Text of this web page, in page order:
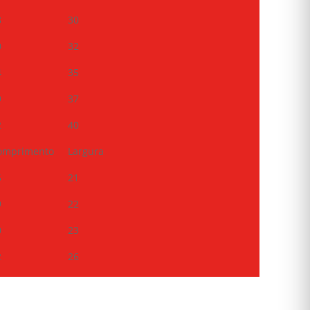
30
32
35
37
40
Largura
21
22
23
26